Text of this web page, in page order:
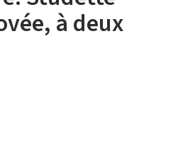
à deux